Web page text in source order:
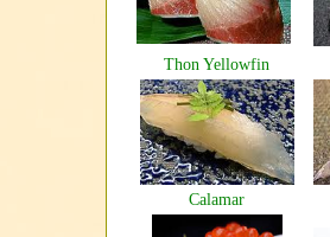
Thon Yellowfin
Calamar